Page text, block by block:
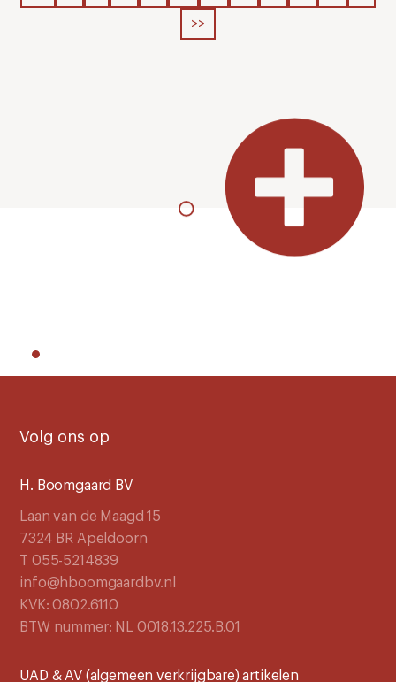
>>
Volg ons op
H. Boomgaard BV
Laan van de Maagd 15
7324 BR Apeldoorn
T 055-5214839
info@hboomgaardbv.nl
KVK: 0802.6110
BTW nummer: NL 0018.13.225.B.01
UAD & AV (algemeen verkrijgbare) artikelen